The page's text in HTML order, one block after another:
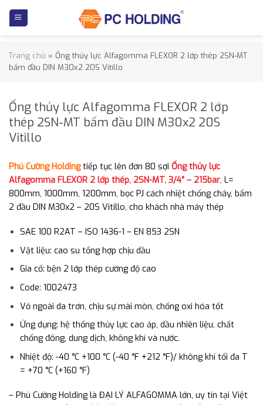
Trang chủ » Ống thủy lực Alfagomma FLEXOR 2 lớp thép 2SN-MT
bấm đầu DIN M30x2 20S Vitillo
Ống thủy lực Alfagomma FLEXOR 2 lớp
thép 2SN-MT bấm đầu DIN M30x2 20S
Vitillo
Phú Cường Holdingtiếp tục lên đơn 80 sợi Ống thủy lực
Alfagomma FLEXOR 2 lớp thép, 2SN-MT, 3/4″ – 215bar, L=
800mm, 1000mm, 1200mm, bọc PJ cách nhiệt chống cháy, bấm
2 đầu DIN M30x2 – 20S Vitillo, cho khách nhà máy thép
SAE 100 R2AT – ISO 1436-1 – EN 853 2SN
Vật liệu: cao su tổng hợp chịu dầu
Gia cố: bện 2 lớp thép cường độ cao
Code: 1002473
Vỏ ngoài da trơn, chịu sự mài mòn, chống oxi hóa tốt
Ứng dụng: hệ thống thủy lực cao áp, dầu nhiên liệu, chất
chống đông, dung dịch, không khí và nước.
Nhiệt độ: -40 °C +100 °C (-40 °F +212 °F)/ không khí tối đa T
= +70 °C (+160 °F)
– Phú Cường Holding là ĐẠI LÝ ALFAGOMMA lớn, uy tín tại Việt